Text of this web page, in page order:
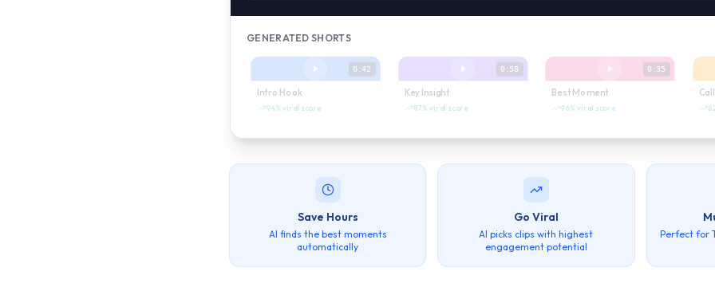
GENERATED SHORTS
0:42
Intro Hook
94% viral score
0:58
Key Insight
87% viral score
0:35
Best Moment
96% viral score
Save Hours
AI finds the best moments
automatically
Go Viral
AI picks clips with highest
engagement potential
Perfect for